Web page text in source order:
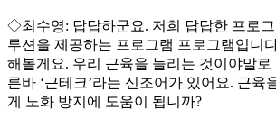
◇최수영: 답답하군요. 저희 답답한 프로
루션을 제공하는 프로그램 프로그램입니
해볼게요. 우리 근육을 늘리는 것이야말로
른바 ‘근테크’라는 신조어가 있어요. 근육
게 노화 방지에 도움이 됩니까?